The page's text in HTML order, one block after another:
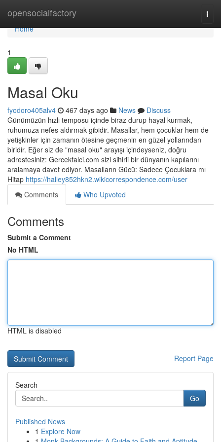
opensocialfactory
Home
Home
1
Masal Oku
fyodoro405alv4 467 days ago News
Discuss
Günümüzün hızlı temposu içinde biraz durup hayal kurmak,
ruhumuza nefes aldırmak gibidir. Masallar, hem çocuklar hem de
yetişkinler için zamanın ötesine geçmenin en güzel yollarından
biridir. Eğer siz de "masal oku" arayışı içindeyseniz, doğru
adrestesiniz: Gercekfalci.com sizi sihirli bir dünyanın kapılarını
aralamaya davet ediyor. Masalların Gücü: Sadece Çocuklara mı
Hitap https://halley852hkn2.wikicorrespondence.com/user
Comments
Who Upvoted
Comments
Submit a Comment
No HTML
HTML is disabled
Report Page
Search
Go
Published News
1 Explore Now